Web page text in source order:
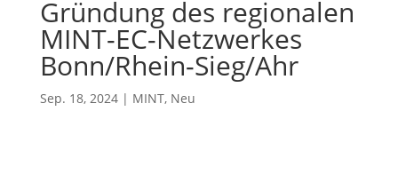
Gründung des regionalen
MINT-EC-Netzwerkes
Bonn/Rhein-Sieg/Ahr
Sep. 18, 2024| MINT, Neu